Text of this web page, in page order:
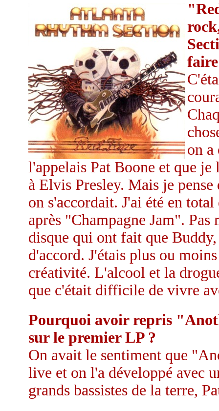
on a
l'appelais Pat Boone et que je
à Elvis Presley. Mais je
on s'accordait. J'ai été en
après "Champagne Jam". Pas
disque qui ont fait que
d'accord. J'étais plus ou
créativité. L'alcool et la
que c'était difficile de vivre
Pourquoi avoir repris
sur le premier LP ?
On avait le sentiment que
live et on l'a développé avec
grands bassistes de la terre,